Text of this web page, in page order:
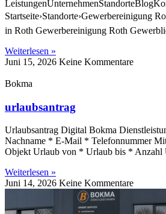
Startseite›Standorte›Gewerbereinigung
in Roth Gewerbereinigung Roth
Weiterlesen »
Juni 15, 2026 Keine Kommentare
Bokma
urlaubsantrag
Urlaubsantrag Digital Bokma
Nachname * E-Mail * Telefonnummer
Objekt Urlaub von * Urlaub bis * Anzahl
Weiterlesen »
Juni 14, 2026 Keine Kommentare